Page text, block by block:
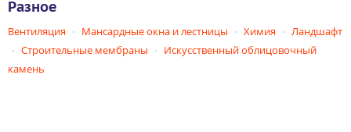
Разное
Вентиляция Мансардные окна и лестницы Химия
Ландшафт
Строительные мембраны
Искусственный облицовочный
камень